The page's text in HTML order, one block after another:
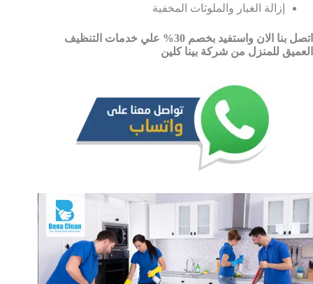
إزالة الغبار والملوثات المخفية
اتصل بنا الان واستفيد بخصم 30% علي خدمات التنظيف
العميق للمنزل من شركة بينا كلين